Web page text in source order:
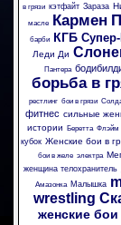
в грязи кэтфайт Зараза
масле
Кармен
барби КГБ
Леди Ди
Пантера
борьба в
рестлинг бои в грязи
фитнес сильные
истории
Беретта Флэйм
кубок Женские бои в
бои в желе электра
женщина телохранитель
Амазонка Малышка
wrestling
женские бои